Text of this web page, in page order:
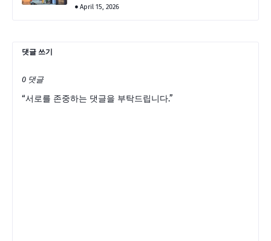
April 15, 2026
댓글 쓰기
0 댓글
“서로를 존중하는 댓글을 부탁드립니다.”